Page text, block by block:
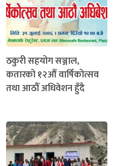
ठकुरी सहयोग सञ्जाल,
कतारको १२औँ वार्षिकोत्सव
तथा आठौँ अधिवेशन हुँदै